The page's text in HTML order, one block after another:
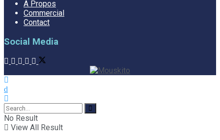
A Propos
Commercial
Contact
Social Media
No Result
View All Result